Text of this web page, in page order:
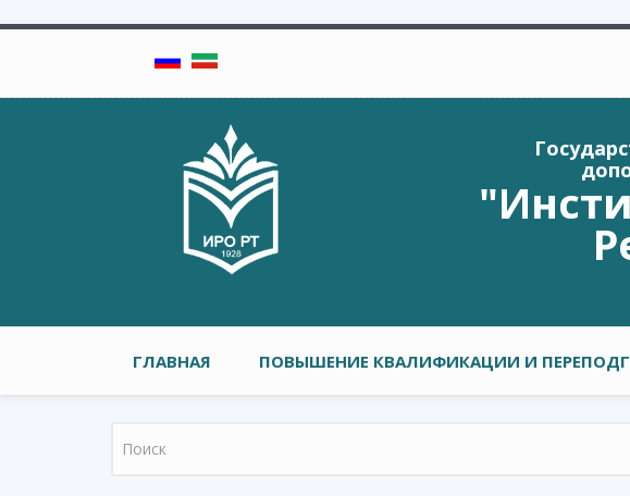
Главное меню
ГЛАВНАЯ ПОВЫШЕНИЕ КВАЛИФИКАЦИИ И
Форма поиска